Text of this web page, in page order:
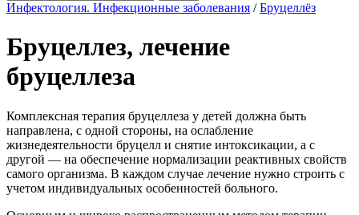
Инфектология. Инфекционные заболевания /Бруцеллёз
Бруцеллез, лечение
бруцеллеза
Комплексная терапия бруцеллеза у детей должна быть
направлена, с одной стороны, на ослабление
жизнедеятельности бруцелл и снятие интоксикации, а с
другой — на обеспечение нормализации реактивных свойств
самого организма. В каждом случае лечение нужно строить с
учетом индивидуальных особенностей больного.